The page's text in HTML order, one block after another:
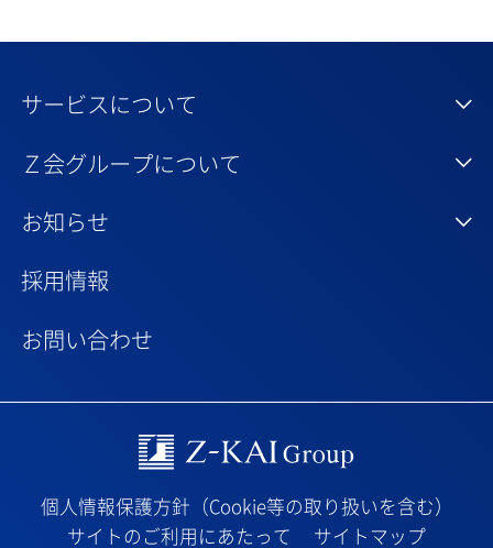
サービスについて
Ｚ会グループについて
お知らせ
採用情報
お問い合わせ
Z-kai Group
個人情報保護方針（Cookie等の取り扱いを含む）
サイトのご利用にあたって
サイトマップ